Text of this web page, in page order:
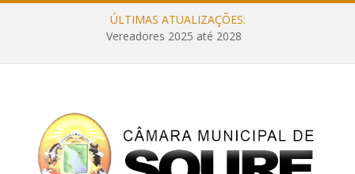
ÚLTIMAS ATUALIZAÇÕES:
Vereadores 2025 até 2028